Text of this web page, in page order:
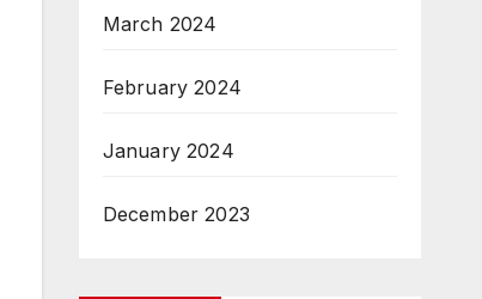
March 2024
February 2024
January 2024
December 2023